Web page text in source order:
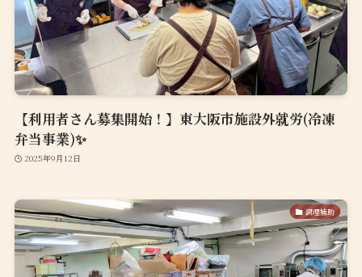
【利用者さん募集開始！】東大阪市施設外就労(冷凍
弁当事業)✨
2025年9月12日
調理補助